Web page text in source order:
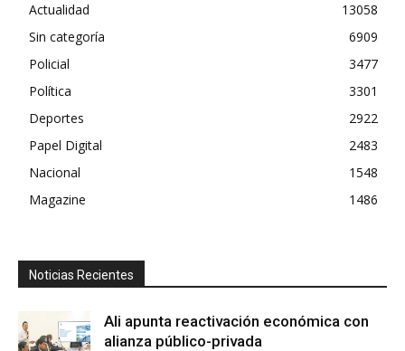
Actualidad
13058
Sin categoría
6909
Policial
3477
Política
3301
Deportes
2922
Papel Digital
2483
Nacional
1548
Magazine
1486
Noticias Recientes
Ali apunta reactivación económica con
alianza público-privada